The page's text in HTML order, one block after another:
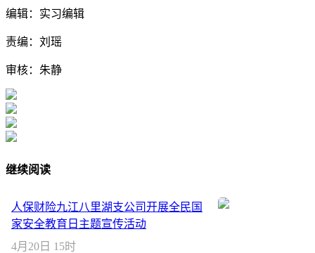
编辑：实习编辑
责编：刘瑶
审核：朱静
继续阅读
人保财险九江八里湖支公司开展全民国
家安全教育日主题宣传活动
4月20日 15时